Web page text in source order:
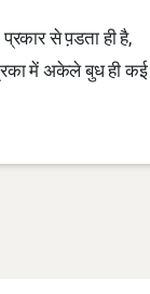
से प़डता ही है,
में अकेले बुध ही कई